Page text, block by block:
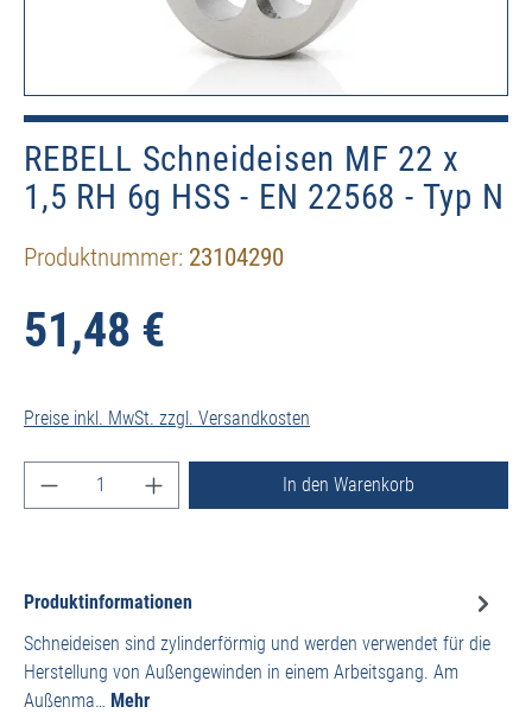
REBELL Schneideisen MF 22 x
1,5 RH 6g HSS - EN 22568 - Typ N
Produktnummer: 23104290
51,48 €
Preise inkl. MwSt. zzgl. Versandkosten
Produkt Anzahl: Gib den gewünschten Wert ein
In den Warenkorb
Produktinformationen
Schneideisen sind zylinderförmig und werden verwendet für die
Herstellung von Außengewinden in einem Arbeitsgang. Am
Außenma… Mehr